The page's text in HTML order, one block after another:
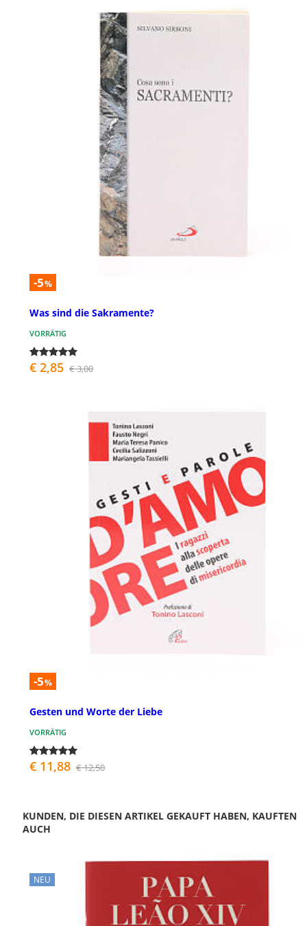
-5%
Was sind die Sakramente?
VORRÄTIG
€ 2,85 € 3,00
-5%
Gesten und Worte der Liebe
VORRÄTIG
€ 11,88 € 12,50
KUNDEN, DIE DIESEN ARTIKEL GEKAUFT HABEN, KAUFTEN
AUCH
NEU